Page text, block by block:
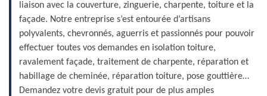
liaison avec la couverture, zinguerie, charpente, toiture et la
façade. Notre entreprise s’est entourée d’artisans
polyvalents, chevronnés, aguerris et passionnés pour pouvoir
effectuer toutes vos demandes en isolation toiture,
ravalement façade, traitement de charpente, réparation et
habillage de cheminée, réparation toiture, pose gouttière…
Demandez votre devis gratuit pour de plus amples